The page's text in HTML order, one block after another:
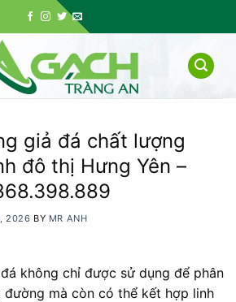
giả đá chất lượng
đô thị Hưng Yên –
2026 BY MR ANH
không chỉ được sử dụng để phân
đường mà còn có thể kết hợp linh